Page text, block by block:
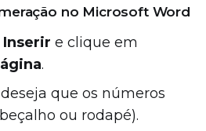
no Microsoft Word
Inserir e clique em
.
que os números
ou rodapé).